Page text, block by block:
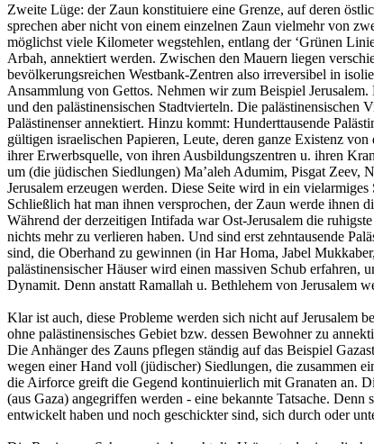
Zweite Lüge: der Zaun konstituiere eine Grenze, auf deren
sprechen aber nicht von einem einzelnen Zaun vielmehr von
möglichst viele Kilometer wegstehlen, entlang der ‘Grünen
Arbah, annektiert werden. Zwischen den Mauern liegen
bevölkerungsreichen Westbank-Zentren also irreversibel in
Ansammlung von Gettos. Nehmen wir zum Beispiel
und den palästinensischen Stadtvierteln. Die
Palästinenser annektiert. Hinzu kommt: Hunderttausende
gültigen israelischen Papieren, Leute, deren ganze Existenz
ihrer Erwerbsquelle, von ihren Ausbildungszentren u. ihren
um (die jüdischen Siedlungen) Ma’aleh Adumim, Pisgat Zeev,
Jerusalem erzeugen werden. Diese Seite wird in ein
Schließlich hat man ihnen versprochen, der Zaun werde ihnen
Während der derzeitigen Intifada war Ost-Jerusalem die
nichts mehr zu verlieren haben. Und sind erst zehntausende
sind, die Oberhand zu gewinnen (in Har Homa, Jabel
palästinensischer Häuser wird einen massiven Schub erfahren,
Dynamit. Denn anstatt Ramallah u. Bethlehem von Jerusalem
Klar ist auch, diese Probleme werden sich nicht auf Jerusalem
ohne palästinensisches Gebiet bzw. dessen Bewohner zu
Die Anhänger des Zauns pflegen ständig auf das Beispiel
wegen einer Hand voll (jüdischer) Siedlungen, die zusammen
die Airforce greift die Gegend kontinuierlich mit Granaten an.
(aus Gaza) angegriffen werden - eine bekannte Tatsache.
entwickelt haben und noch geschickter sind, sich durch oder